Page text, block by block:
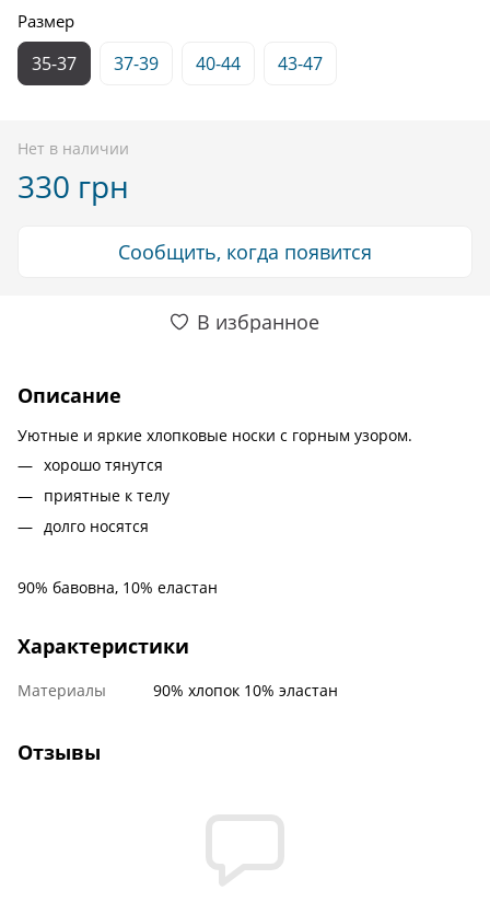
Размер
35-37 37-39 40-44 43-47
Нет в наличии
330 грн
Сообщить, когда появится
В избранное
Описание
Уютные и яркие хлопковые носки с горным узором.
хорошо тянутся
приятные к телу
долго носятся
90% бавовна, 10% еластан
Характеристики
Материалы 90% хлопок 10% эластан
Отзывы